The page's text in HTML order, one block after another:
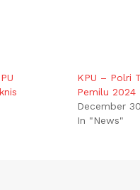
KPU – Polri
Pemilu 2024
December
In "News"